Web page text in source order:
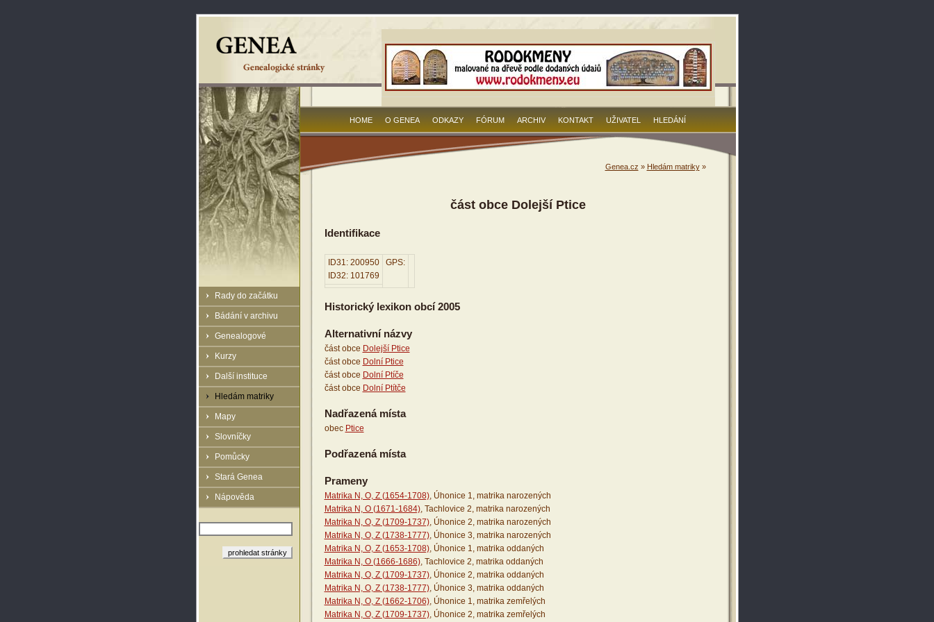
Rady do začátku
Bádání v archivu
Genealogové
Kurzy
Další instituce
Hledám matriky
Mapy
Slovníčky
Pomůcky
Stará Genea
Nápověda
HOME O GENEA ODKAZY FÓRUM ARCHIV KONTAKT UŽIVATEL HLEDÁNÍ
Genea.cz » Hledám matriky»
část obce Dolejší Ptice
Identifikace
ID31: 200950
ID32: 101769
GPS:
Historický lexikon obcí 2005
Alternativní názvy
část obce Dolejší Ptice
část obce Dolní Ptice
část obce Dolní Ptíče
část obce Dolní Ptítče
Nadřazená místa
obec Ptice
Podřazená místa
Prameny
Matrika N, O, Z (1654-1708), Úhonice 1, matrika narozených
Matrika N, O (1671-1684), Tachlovice 2, matrika narozených
Matrika N, O, Z (1709-1737), Úhonice 2, matrika narozených
Matrika N, O, Z (1738-1777), Úhonice 3, matrika narozených
Matrika N, O, Z (1653-1708), Úhonice 1, matrika oddaných
Matrika N, O (1666-1686), Tachlovice 2, matrika oddaných
Matrika N, O, Z (1709-1737), Úhonice 2, matrika oddaných
Matrika N, O, Z (1738-1777), Úhonice 3, matrika oddaných
Matrika N, O, Z (1662-1706), Úhonice 1, matrika zemřelých
Matrika N, O, Z (1709-1737), Úhonice 2, matrika zemřelých